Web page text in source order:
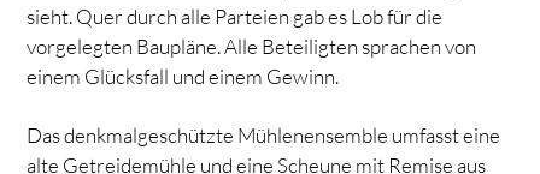
sieht. Quer durch alle Parteien gab es Lob für die
vorgelegten Baupläne. Alle Beteiligten sprachen von
einem Glücksfall und einem Gewinn.
Das denkmalgeschützte Mühlenensemble umfasst eine
alte Getreidemühle und eine Scheune mit Remise aus